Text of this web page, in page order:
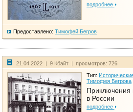
подробнее
Предоставлено: Тимофей Бегров
21.04.2022 | 9 Кбайт | просмотров: 726
Тип:
Тимофея Бегрова
Приключения
в России
подробнее